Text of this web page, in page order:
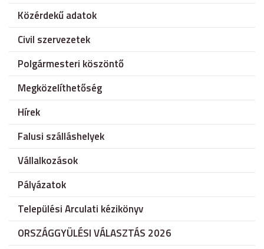
Közérdekű adatok
Civil szervezetek
Polgármesteri köszöntő
Megközelíthetőség
Hírek
Falusi szálláshelyek
Vállalkozások
Pályázatok
Települési Arculati kézikönyv
ORSZÁGGYÜLÉSI VÁLASZTÁS 2026